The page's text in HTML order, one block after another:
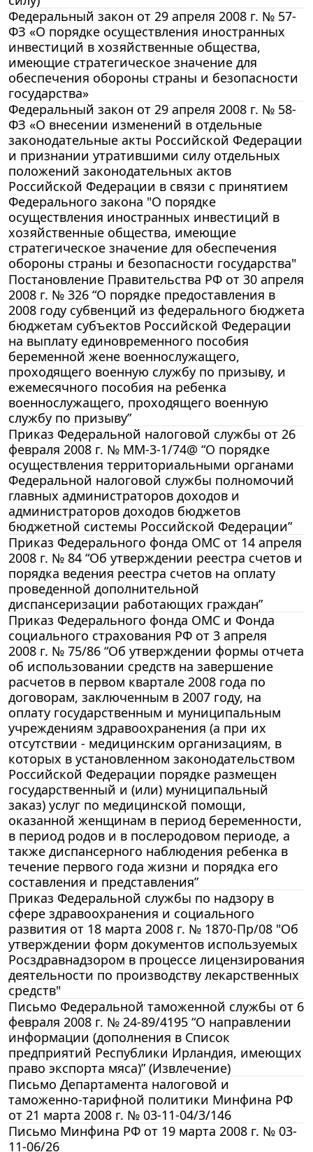
Федеральный закон от 29 апреля 2008 г. № 57-
ФЗ «О порядке осуществления иностранных
инвестиций в хозяйственные общества,
имеющие стратегическое значение для
обеспечения обороны страны и безопасности
государства»
Федеральный закон от 29 апреля 2008 г. № 58-
ФЗ «О внесении изменений в отдельные
законодательные акты Российской Федерации
и признании утратившими силу отдельных
положений законодательных актов
Российской Федерации в связи с принятием
Федерального закона "О порядке
осуществления иностранных инвестиций в
хозяйственные общества, имеющие
стратегическое значение для обеспечения
обороны страны и безопасности государства"
Постановление Правительства РФ от 30 апреля
2008 г. № 326 “О порядке предоставления в
2008 году субвенций из федерального бюджета
бюджетам субъектов Российской Федерации
на выплату единовременного пособия
беременной жене военнослужащего,
проходящего военную службу по призыву, и
ежемесячного пособия на ребенка
военнослужащего, проходящего военную
службу по призыву”
Приказ Федеральной налоговой службы от 26
февраля 2008 г. № ММ-3-1/74@ “О порядке
осуществления территориальными органами
Федеральной налоговой службы полномочий
главных администраторов доходов и
администраторов доходов бюджетов
бюджетной системы Российской Федерации”
Приказ Федерального фонда ОМС от 14 апреля
2008 г. № 84 “Об утверждении реестра счетов и
порядка ведения реестра счетов на оплату
проведенной дополнительной
диспансеризации работающих граждан”
Приказ Федерального фонда ОМС и Фонда
социального страхования РФ от 3 апреля
2008 г. № 75/86 “Об утверждении формы отчета
об использовании средств на завершение
расчетов в первом квартале 2008 года по
договорам, заключенным в 2007 году, на
оплату государственным и муниципальным
учреждениям здравоохранения (а при их
отсутствии - медицинским организациям, в
которых в установленном законодательством
Российской Федерации порядке размещен
государственный и (или) муниципальный
заказ) услуг по медицинской помощи,
оказанной женщинам в период беременности,
в период родов и в послеродовом периоде, а
также диспансерного наблюдения ребенка в
течение первого года жизни и порядка его
составления и представления”
Приказ Федеральной службы по надзору в
сфере здравоохранения и социального
развития от 18 марта 2008 г. № 1870-Пр/08 "Об
утверждении форм документов используемых
Росздравнадзором в процессе лицензирования
деятельности по производству лекарственных
средств"
Письмо Федеральной таможенной службы от 6
февраля 2008 г. № 24-89/4195 “О направлении
информации (дополнения в Список
предприятий Республики Ирландия, имеющих
право экспорта мяса)” (Извлечение)
Письмо Департамента налоговой и
таможенно-тарифной политики Минфина РФ
от 21 марта 2008 г. № 03-11-04/3/146
Письмо Минфина РФ от 19 марта 2008 г. № 03-
11-06/26